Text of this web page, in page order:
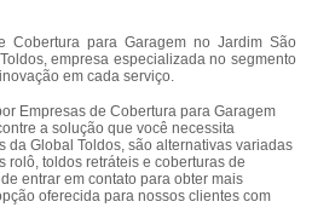
Cobertura para Garagem no Jardim São
empresa especializada no segmento
em cada serviço.
Empresas de Cobertura para Garagem
a solução que você necessita
da Global Toldos, são alternativas variadas
rolô, toldos retráteis e coberturas de
entrar em contato para obter mais
oferecida para nossos clientes com